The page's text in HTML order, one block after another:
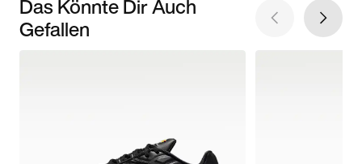
Das Könnte Dir Auch
Gefallen